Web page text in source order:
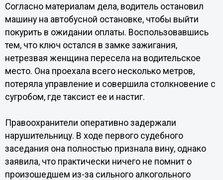
Согласно материалам дела, водитель остановил
машину на автобусной остановке, чтобы выйти
покурить в ожидании оплаты. Воспользовавшись
тем, что ключ остался в замке зажигания,
нетрезвая женщина пересела на водительское
место. Она проехала всего несколько метров,
потеряла управление и совершила столкновение с
сугробом, где таксист ее и настиг.
Правоохранители оперативно задержали
нарушительницу. В ходе первого судебного
заседания она полностью признала вину, однако
заявила, что практически ничего не помнит о
произошедшем из-за сильного алкогольного